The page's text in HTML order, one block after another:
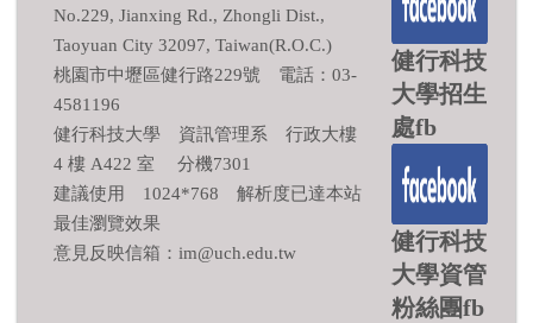
No.229, Jianxing Rd., Zhongli Dist.,
Taoyuan City 32097, Taiwan(R.O.C.)
桃園市中壢區健行路229號 電話：03-
4581196
健行科技大學 資訊管理系 行政大樓
4 樓 A422 室 分機7301
建議使用 1024*768 解析度已達本站
最佳瀏覽效果
意見反映信箱：im@uch.edu.tw
健行科技
大學招生
處fb
健行科技
大學資管
粉絲團fb